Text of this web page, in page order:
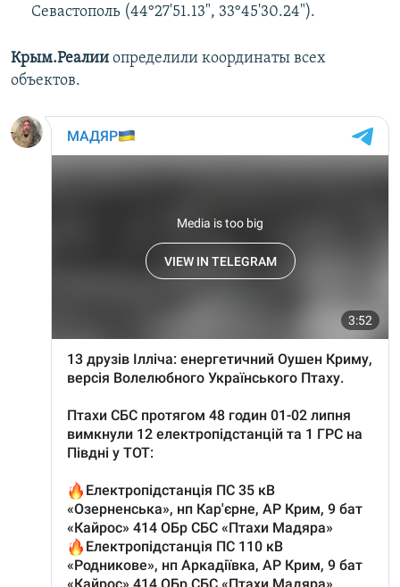
Севастополь (44°27'51.13", 33°45'30.24").
Крым.Реалии определили координаты всех
объектов.